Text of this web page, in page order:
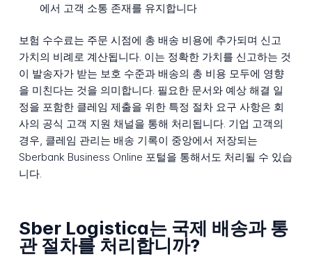
에서 고객 소통 존재를 유지합니다
보험 수수료는 주문 시점에 총 배송 비용에 추가되며 신고
가치의 비례로 계산됩니다. 이는 정확한 가치를 신고하는 것
이 발송자가 받는 보호 수준과 배송의 총 비용 모두에 영향
을 미친다는 것을 의미합니다. 필요한 문서와 예상 해결 일
정을 포함한 클레임 제출을 위한 특정 절차 요구 사항은 회
사의 공식 고객 지원 채널을 통해 처리됩니다. 기업 고객의
경우, 클레임 관리는 배송 기록이 중앙에서 저장되는
Sberbank Business Online 포털을 통해서도 처리될 수 있습
니다.
Sber Logistica는 국제 배송과 통
관 절차를 처리합니까?